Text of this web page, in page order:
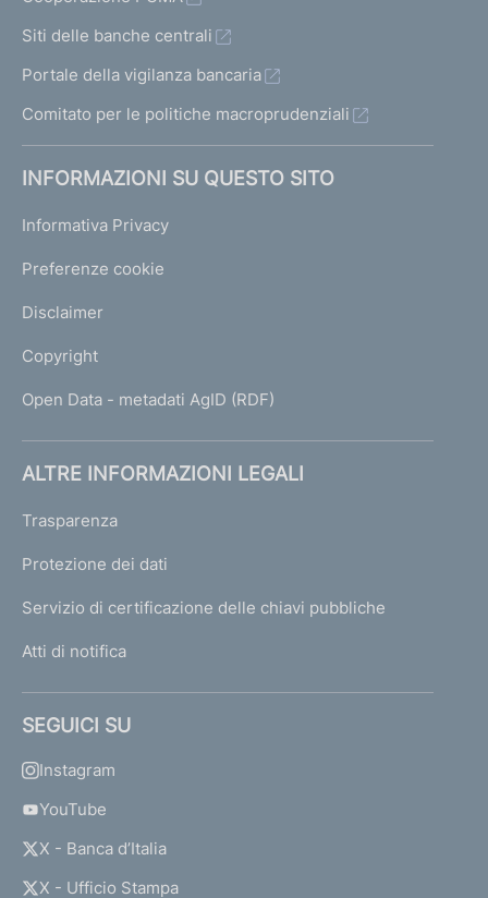
Siti delle banche centrali
Portale della vigilanza bancaria
Comitato per le politiche macroprudenziali
INFORMAZIONI SU QUESTO SITO
Informativa Privacy
Preferenze cookie
Disclaimer
Copyright
Open Data - metadati AgID (RDF)
ALTRE INFORMAZIONI LEGALI
Trasparenza
Protezione dei dati
Servizio di certificazione delle chiavi pubbliche
Atti di notifica
SEGUICI SU
Instagram
YouTube
X - Banca d’Italia
X - Ufficio Stampa